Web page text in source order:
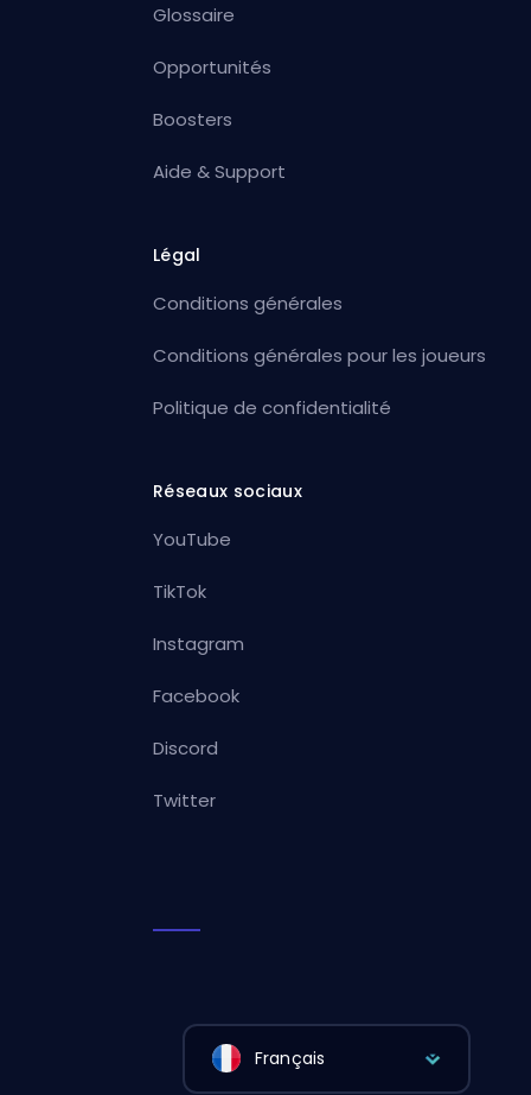
Glossaire
Opportunités
Boosters
Aide & Support
Légal
Conditions générales
Conditions générales pour les joueurs
Politique de confidentialité
Réseaux sociaux
YouTube
TikTok
Instagram
Facebook
Discord
Twitter
Français